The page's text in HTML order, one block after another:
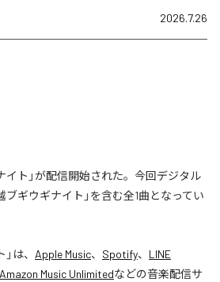
2026.7.26
イト」が配信開始された。今回デジタル
ブギウギナイト」を含む全1曲となってい
」は、 Apple Music、 Spotify、 LINE
Amazon Music Unlimitedなどの音楽配信サ